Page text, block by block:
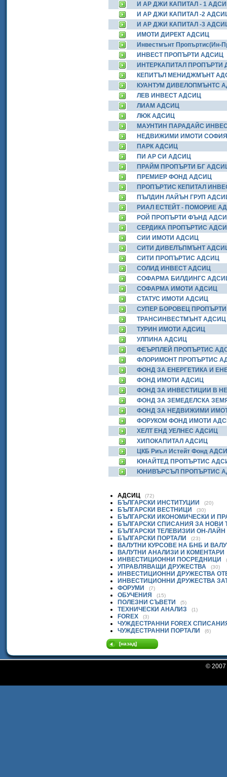
И АР ДЖИ КАПИТАЛ - 1
И АР ДЖИ КАПИТАЛ -2
И АР ДЖИ КАПИТАЛ -3
ИМОТИ ДИРЕКТ АДСИЦ
Инвестмънт Пропъртис(Ин-
ИНВЕСТ ПРОПЪРТИ АДСИЦ
ИНТЕРКАПИТАЛ
КЕПИТЪЛ МЕНИДЖМЪНТ
КУАНТУМ ДИВЕЛОПМЪНТС
ЛЕВ ИНВЕСТ АДСИЦ
ЛИАМ АДСИЦ
ЛЮК АДСИЦ
МАУНТИН ПАРАДАЙС
НЕДВИЖИМИ ИМОТИ
ПАРК АДСИЦ
ПИ АР СИ АДСИЦ
ПРАЙМ ПРОПЪРТИ БГ
ПРЕМИЕР ФОНД АДСИЦ
ПРОПЪРТИС КЕПИТАЛ
ПЪЛДИН ЛАЙЪН ГРУП
РИАЛ ЕСТЕЙТ - ПОМОРИЕ
РОЙ ПРОПЪРТИ ФЪНД
СЕРДИКА ПРОПЪРТИС
СИИ ИМОТИ АДСИЦ
СИТИ ДИВЕЛЪПМЪНТ
СИТИ ПРОПЪРТИС АДСИЦ
СОЛИД ИНВЕСТ АДСИЦ
СОФАРМА БИЛДИНГС
СОФАРМА ИМОТИ АДСИЦ
СТАТУС ИМОТИ АДСИЦ
СУПЕР БОРОВЕЦ
ТРАНСИНВЕСТМЪНТ АДСИЦ
ТУРИН ИМОТИ АДСИЦ
УЛПИНА АДСИЦ
ФЕЪРПЛЕЙ ПРОПЪРТИС
ФЛОРИМОНТ ПРОПЪРТИС
ФОНД ЗА ЕНЕРГЕТИКА И
ФОНД ИМОТИ АДСИЦ
ФОНД ЗА ИНВЕСТИЦИИ В
ФОНД ЗА ЗЕМЕДЕЛСКА
ФОНД ЗА НЕДВИЖИМИ
ФОРУКОМ ФОНД ИМОТИ
ХЕЛТ ЕНД УЕЛНЕС АДСИЦ
ХИПОКАПИТАЛ АДСИЦ
ЦКБ Риъл Истейт Фонд
ЮНАЙТЕД ПРОПЪРТИС
ЮНИВЪРСЪЛ ПРОПЪРТИС
АДСИЦ (72)
БЪЛГАРСКИ ИНСТИТУЦИИ (20)
БЪЛГАРСКИ ВЕСТНИЦИ (30)
БЪЛГАРСКИ ИКОНОМИЧЕСКИ И
БЪЛГАРСКИ СПИСАНИЯ ЗА НОВИ
БЪЛГАРСКИ ТЕЛЕВИЗИИ ОН-ЛАЙН
БЪЛГАРСКИ ПОРТАЛИ
(23)
ВАЛУТНИ КУРСОВЕ НА БНБ И
ВАЛУТНИ АНАЛИЗИ И КОМЕНТАРИ
ИНВЕСТИЦИОННИ ПОСРЕДНИЦИ
УПРАВЛЯВАЩИ ДРУЖЕСТВА (30)
ИНВЕСТИЦИОННИ ДРУЖЕСТВА
ИНВЕСТИЦИОННИ ДРУЖЕСТВА
ФОРУМИ
(7)
ОБУЧЕНИЯ (15)
ПОЛЕЗНИ СЪВЕТИ (5)
ТЕХНИЧЕСКИ АНАЛИЗ (1)
FOREX (3)
ЧУЖДЕСТРАННИ FOREX
ЧУЖДЕСТРАННИ ПОРТАЛИ
(6)
[назад]
©